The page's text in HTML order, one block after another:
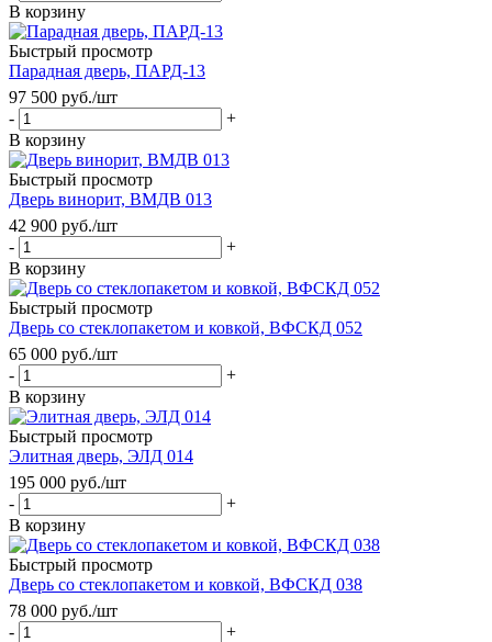
В корзину
Быстрый просмотр
Парадная дверь, ПАРД-13
97 500 руб./шт
-
+
В корзину
Быстрый просмотр
Дверь винорит, ВМДВ 013
42 900 руб./шт
-
+
В корзину
Быстрый просмотр
Дверь со стеклопакетом и ковкой, ВФСКД 052
65 000 руб./шт
-
+
В корзину
Быстрый просмотр
Элитная дверь, ЭЛД 014
195 000 руб./шт
-
+
В корзину
Быстрый просмотр
Дверь со стеклопакетом и ковкой, ВФСКД 038
78 000 руб./шт
-
+